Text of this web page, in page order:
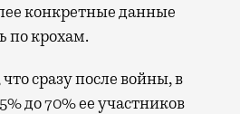
конкретные данные
по крохам.
сразу после войны, в
до 70% ее участников